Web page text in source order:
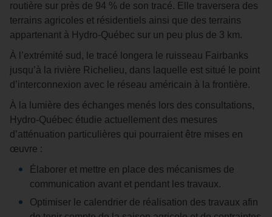
routière sur près de 94 % de son tracé. Elle traversera des
terrains agricoles et résidentiels ainsi que des terrains
appartenant à Hydro‑Québec sur un peu plus de 3 km.
À l’extrémité sud, le tracé longera le ruisseau Fairbanks
jusqu’à la rivière Richelieu, dans laquelle est situé le point
d’interconnexion avec le réseau américain à la frontière.
À la lumière des échanges menés lors des consultations,
Hydro‑Québec étudie actuellement des mesures
d’atténuation particulières qui pourraient être mises en
œuvre :
Élaborer et mettre en place des mécanismes de
communication avant et pendant les travaux.
Optimiser le calendrier de réalisation des travaux afin